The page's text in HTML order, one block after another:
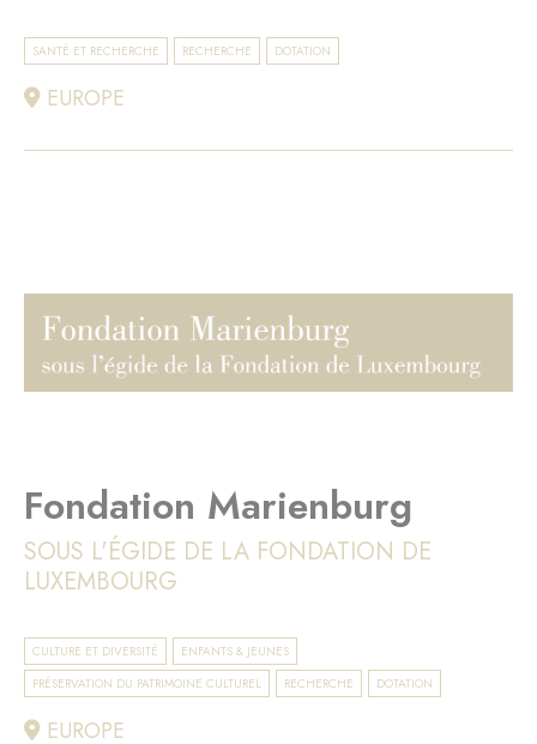
SANTÉ ET RECHERCHE RECHERCHE DOTATION
EUROPE
Fondation Marienburg
SOUS L'ÉGIDE DE LA FONDATION DE
LUXEMBOURG
CULTURE ET DIVERSITÉ
ENFANTS & JEUNES
PRÉSERVATION DU PATRIMOINE CULTUREL
RECHERCHE DOTATION
EUROPE